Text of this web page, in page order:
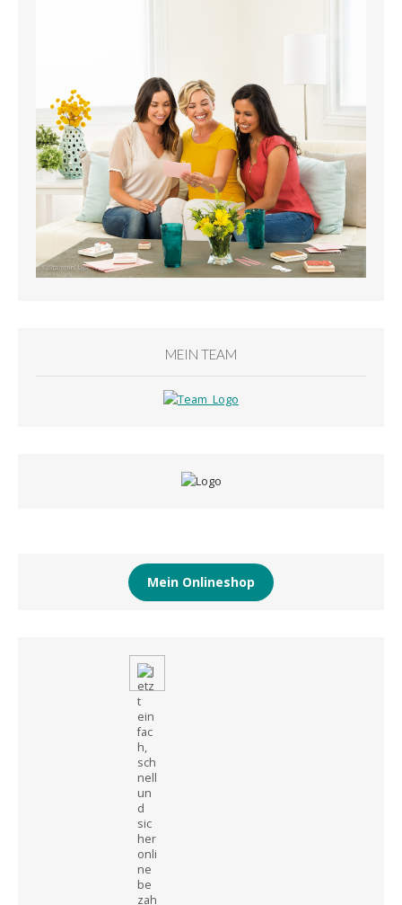
MEIN TEAM
Mein Onlineshop